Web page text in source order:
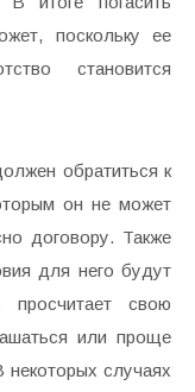
поскольку ее
становится
обратиться к
он не может
договору. Также
для него будут
просчитает свою
или проще
некоторых случаях